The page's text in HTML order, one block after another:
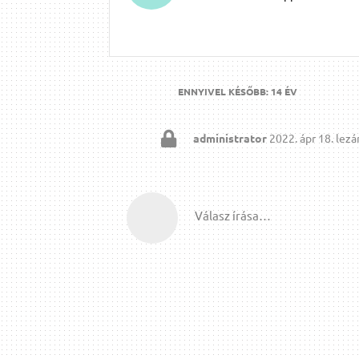
ENNYIVEL KÉSŐBB:14 ÉV
administrator 2022. ápr 18.
Válasz írása…